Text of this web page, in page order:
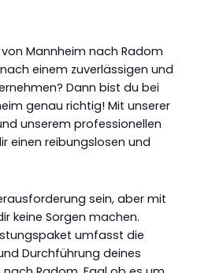
Mannheim nach Radom
einem zuverlässigen und
Dann bist du bei
genau richtig! Mit unserer
unserem professionellen
einen reibungslosen und
sein, aber mit
keine Sorgen machen.
umfasst die
Durchführung deines